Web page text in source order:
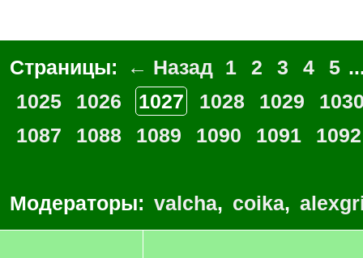
Страницы: ← Назад 1 2 3 4 5
1025
1026 1027 1028 1029
1087
1088 1089 1090 1091 1092
Модераторы: valcha, coika,